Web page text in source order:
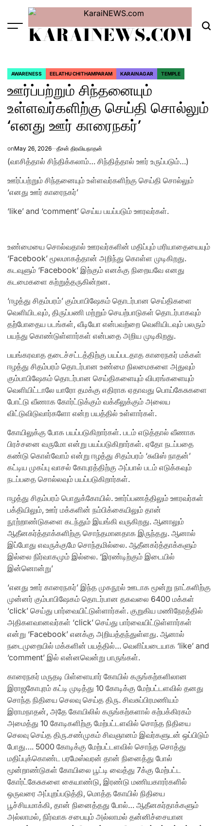
content
Menu KARAINEWS.COM
POSTED
AWARENESS EELATHU CHITHAMPARAM KARAINAGAR TEMPLE
ஊர்ப்பற்றும் சிந்தனையும்
உள்ளவர்களிற்கு செய்தி சொல்லும்
‘எனது ஊர் காரைநகர்’
onMay 26, 2026 தீசன் திரவியநாதன்
(வாசித்தால் சிந்திக்கலாம்… சிந்தித்தால் ஊர் உருப்படும்…)
ஊர்ப்பற்றும் சிந்தனையும் உள்ளவர்களிற்கு செய்தி சொல்லும்
‘எனது ஊர் காரைநகர்’
‘like’ and ‘comment’ செய்ய பயப்படும் ஊரவர்கள்.
உண்மையை சொல்வதால் ஊரவர்களின் மதிப்பும் மரியாதையையும்
‘Facebook’ மூலமாகத்தான் அறிந்து கொள்ள முடிகிறது.
கடவுளும் ‘Facebook’ இற்கும் எனக்கு நிறையவே எனது
கடமைகளை கற்றுத்தருகின்றன.
‘ஈழத்து சிதம்பரம்’ கும்பாபிஷேகம் தொடர்பான செய்திகளை
வெளியிடவும், திருப்பணி மற்றும் செயற்பாடுகள் தொடர்பாகவும்
தற்போதைய படங்கள், வீடியோ என்பவற்றை வெளியிடவும் பலரும்
பயந்து கொண்டுள்ளார்கள் என்பதை அறிய முடிகிறது.
பயங்கரவாத தடைச்சட்டத்திற்கு பயப்படதாத காரைநகர் மக்கள்
ஈழத்து சிதம்பரம் தொடர்பான உண்மை நிலமைகளை அதுவும்
கும்பாபிஷேகம் தொடர்பான செய்திகளையும் விபரங்களையும்
வெளியிட்டாலே யாரோ தமக்கு எதிராக ஏதாவது பொய்கேசுகளை
போட்டு வீணாக கோர்ட்டுக்கும் வக்கீலுக்கும் அலைய
விட்டுவிடுவார்களோ என்ற பயத்தில் உள்ளார்கள்.
கோயிலுக்கு போக பயப்படுகிறார்கள். படம் எடுத்தால் வீணாக
பிரச்சனை வருமோ என்று பயப்படுகிறார்கள். ஏதோ நடப்பதை
கண்டு கொள்வோம் என்று ஈழத்து சிதம்பரம் ‘சுவிஸ் நாதன்’
கட்டிய முகப்பு வாசல் கோபுரத்திற்கு அப்பால் படம் எடுக்கவும்
நடப்பதை சொல்லவும் பயப்படுகிறார்கள்.
ஈழத்து சிதம்பரம் பொதுக்கோயில். ஊர்ப்பணத்திலும் ஊரவர்கள்
பக்தியிலும், ஊர் மக்களின் நம்பிக்கையிலும் தான்
நூற்றாண்டுகளை கடந்தும் இயங்கி வருகிறது. ஆனாலும்
ஆதீனகர்த்தாக்களிற்கு சொந்தமானதாக இருந்தது. ஆனால்
இப்போது எவருக்குமே சொந்தமில்லை. ஆதீனகர்த்தாக்களும்
இல்லை நிர்வாகமும் இல்லை. ‘இரண்டிற்கும் இடையில்
இன்னொன்று’
‘எனது ஊர் காரைநகர்’ இந்த முகநூல் ஊடாக மூன்று நாட்களிற்கு
முன்னர் கும்பாபிஷேகம் தொடர்பான தகவலை 6400 மக்கள்
‘click’ செய்து பார்வையிட்டுள்ளார்கள். குறுகிய மணிநேரத்தில்
அதிகளவானவர்கள் ‘click’ செய்து பார்வையிட்டுள்ளார்கள்
என்று ‘Facebook’ எனக்கு அறியத்தந்துள்ளது. ஆனால்
நடைமுறையில் மக்களின் பயத்தில்… வெளிப்படையாக ‘like’ and
‘comment’ இல் என்னவென்று பாருங்கள்.
காரைநகர் மருதடி பிள்ளையார் கோயில் கருங்கற்களிலான
இராஜகோபுரம் கட்டி முடித்து 10 கோடிக்கு மேற்பட்டளவில் தனது
சொந்த நிதியை செலவு செய்த திரு. சிவசுப்பிரமணியம்
இராமநாதன், அதே கோயிலில் கருங்கற்களால் கற்பக்கிரகம்
அமைத்து 10 கோடிகளிற்கு மேற்பட்டளவில் சொந்த நிதியை
செலவு செய்த திரு.சண்முகம் சிவஞானம் இவர்களுடன் ஒப்பிடும்
போது…. 5000 கோடிக்கு மேற்பட்டளவில் சொந்த சொத்து
மதிப்புக்கொண்ட பரமேஸ்வரன் தான் நினைத்து போல்
மூன்றாண்டுகள் கோயிலை பூட்டி வைத்து 7க்கு மேற்பட்ட
கோர்ட்கேசுகளை கையாண்டு, இரண்டு மணியகாரர்களில்
ஒருவரை அப்புறப்படுத்தி, மொத்த கோயில் நிதியை
பூச்சியமாக்கி, தான் நினைத்தது போல்… ஆதீனகர்தாக்களும்
அல்லாமல், நிர்வாக சபையும் அல்லாமல் தன்னிச்சையான